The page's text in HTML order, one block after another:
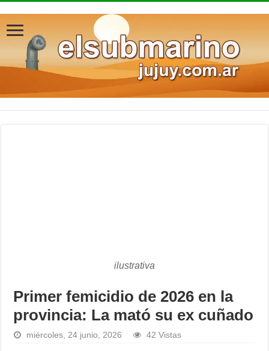
ilustrativa
Primer femicidio de 2026 en la
provincia: La mató su ex cuñado
miércoles, 24 junio, 2026 42 Vistas